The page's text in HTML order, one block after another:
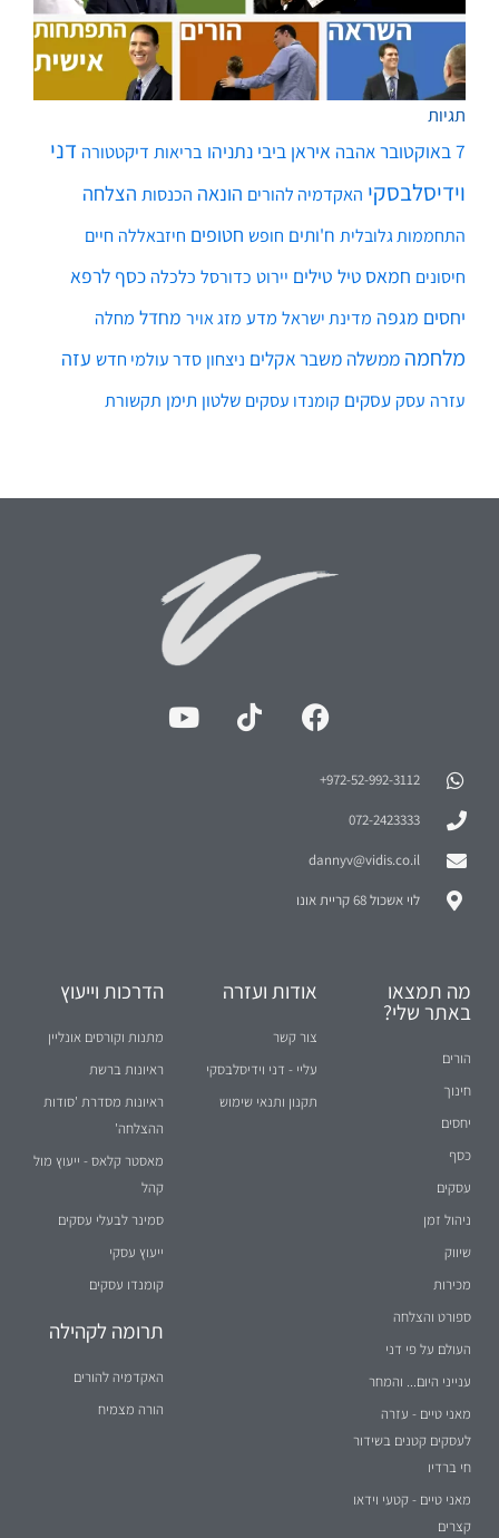
תגיות
7 באוקטובר אהבה איראן ביבי נתניהו בריאות דיקטטורה דני
וידיסלבסקי האקדמיה להורים הונאה הכנסות הצלחה
התחממות גלובלית ח'ותים חופש חטופים חיזבאללה חיים
חיסונים חמאס טיל טילים יירוט כדורסל כלכלה כסף לרפא
יחסים מגפה מדינת ישראל מדע מזג אויר מחדל מחלה
מלחמה ממשלה משבר אקלים ניצחון סדר עולמי חדש עזה
עזרה עסק עסקים קומנדו עסקים שלטון תימן תקשורת
972-52-992-3112⁩+
072-2423333
dannyv@vidis.co.il
לוי אשכול 68 קריית אונו
מה תמצאו
באתר שלי?
הורים
חינוך
יחסים
כסף
עסקים
ניהול זמן
שיווק
מכירות
ספורט והצלחה
העולם על פי דני
ענייני היום... והמחר
מאני טיים - עזרה
לעסקים קטנים בשידור
חי ברדיו
מאני טיים - קטעי וידאו
קצרים
אודות ועזרה
צור קשר
עליי - דני וידיסלבסקי
תקנון ותנאי שימוש
הדרכות וייעוץ
מתנות וקורסים אונליין
ראיונות ברשת
ראיונות מסדרת 'סודות
ההצלחה'
מאסטר קלאס - ייעוץ מול
קהל
סמינר לבעלי עסקים
ייעוץ עסקי
קומנדו עסקים
תרומה לקהילה
האקדמיה להורים
הורה מצמיח